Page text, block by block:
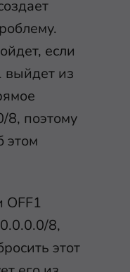
если
выйдет из
8, поэтому
этом
OFF1
8,
этот